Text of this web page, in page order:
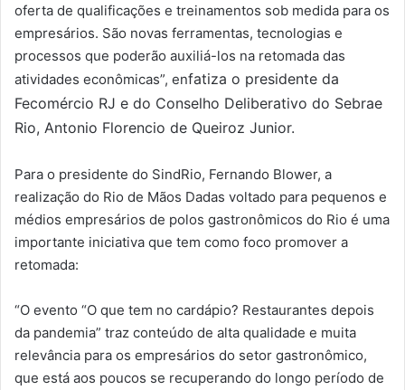
oferta de qualificações e treinamentos sob medida para os
empresários. São novas ferramentas, tecnologias e
processos que poderão auxiliá-los na retomada das
atividades econômicas”, enfatiza o presidente da
Fecomércio RJ e do Conselho Deliberativo do Sebrae
Rio, Antonio Florencio de Queiroz Junior.
Para o presidente do SindRio, Fernando Blower, a
realização do Rio de Mãos Dadas voltado para pequenos e
médios empresários de polos gastronômicos do Rio é uma
importante iniciativa que tem como foco promover a
retomada:
“O evento “O que tem no cardápio? Restaurantes depois
da pandemia” traz conteúdo de alta qualidade e muita
relevância para os empresários do setor gastronômico,
que está aos poucos se recuperando do longo período de